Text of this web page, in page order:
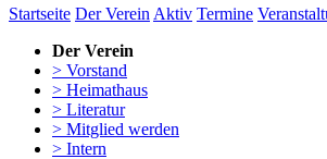
Startseite Der Verein Aktiv Termine
Der Verein
> Vorstand
> Heimathaus
> Literatur
> Mitglied werden
> Intern